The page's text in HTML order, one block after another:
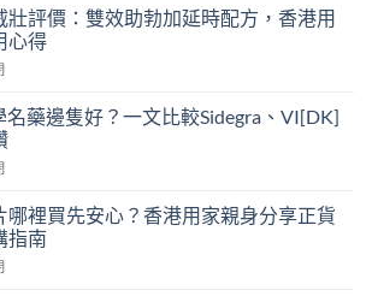
壯評價：雙效助勃加延時配方，香港用
心得
名藥邊隻好？一文比較Sidegra、VI[DK]
哪裡買先安心？香港用家親身分享正貨
指南